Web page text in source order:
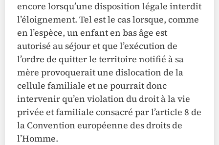
encore lorsqu’une disposition légale interdit
l’éloignement. Tel est le cas lorsque, comme
en l’espèce, un enfant en bas âge est
autorisé au séjour et que l’exécution de
l’ordre de quitter le territoire notifié à sa
mère provoquerait une dislocation de la
cellule familiale et ne pourrait donc
intervenir qu’en violation du droit à la vie
privée et familiale consacré par l’article 8 de
la Convention européenne des droits de
l’Homme.